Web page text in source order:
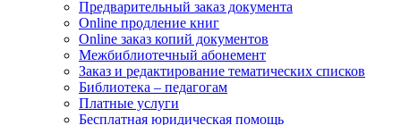
Предварительный заказ документа
Online продление книг
Online заказ копий документов
Межбиблиотечный абонемент
Заказ и редактирование тематических списков
Библиотека – педагогам
Платные услуги
Бесплатная юридическая помощь